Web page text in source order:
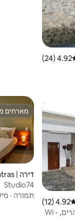
ממוצע של 4.92 מתוך 5, 24 ביקורות
4.92 (24)
ממוצע של 4.92 מתוך 5, 12 ביקורות
4.92 (12)
3 חדרי שינה lux.cottage (חימום), הרים, Wi -
מארחים
מארחים
דירה | Patras
Studio74
תמורה ·